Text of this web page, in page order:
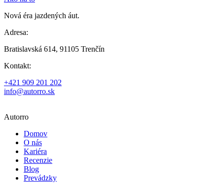
Nová éra jazdených áut.
Adresa:
Bratislavská 614, 91105 Trenčín
Kontakt:
+421 909 201 202
info@autorro.sk
Autorro
Domov
O nás
Kariéra
Recenzie
Blog
Prevádzky